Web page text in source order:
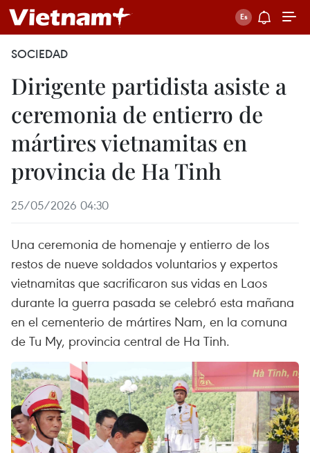
SOCIEDAD
Dirigente partidista asiste a
ceremonia de entierro de
mártires vietnamitas en
provincia de Ha Tinh
25/05/2026 04:30
Una ceremonia de homenaje y entierro de los
restos de nueve soldados voluntarios y expertos
vietnamitas que sacrificaron sus vidas en Laos
durante la guerra pasada se celebró esta mañana
en el cementerio de mártires Nam, en la comuna
de Tu My, provincia central de Ha Tinh.